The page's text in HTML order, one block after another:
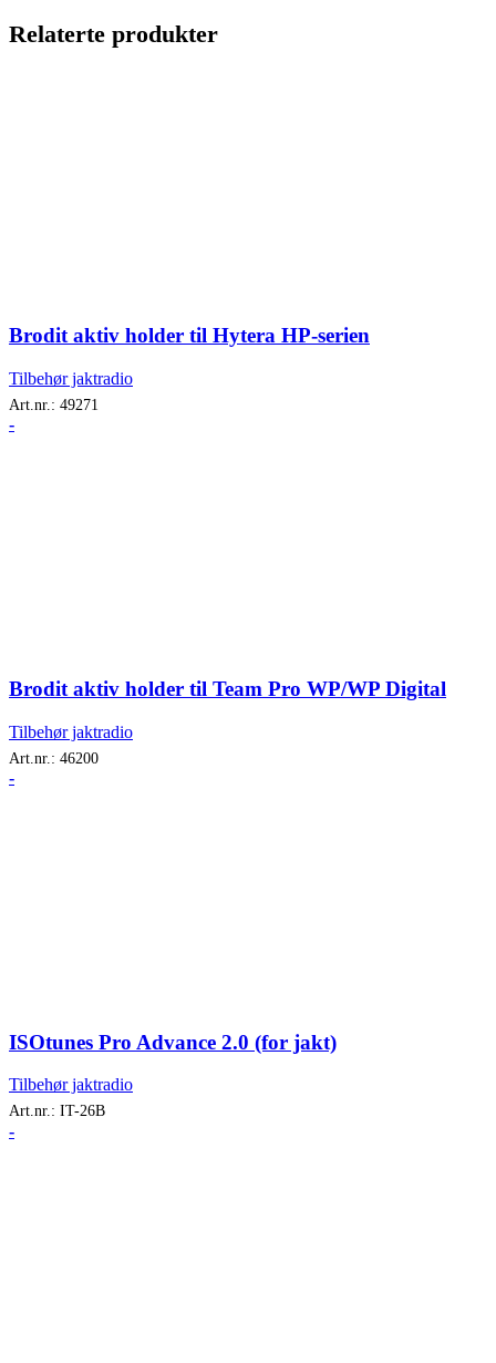
Relaterte produkter
Brodit aktiv holder til Hytera HP-serien
Tilbehør jaktradio
Art.nr.: 49271
-
Brodit aktiv holder til Team Pro WP/WP Digital
Tilbehør jaktradio
Art.nr.: 46200
-
ISOtunes Pro Advance 2.0 (for jakt)
Tilbehør jaktradio
Art.nr.: IT-26B
-